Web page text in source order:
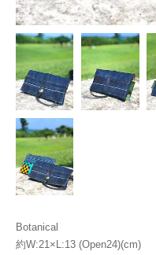
Botanical
約W:21×L:13 (Open24)(cm)